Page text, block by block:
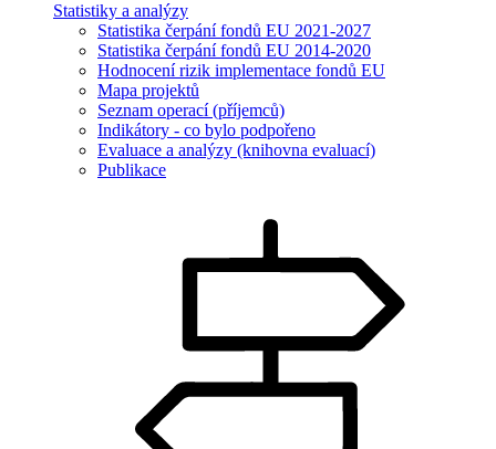
Statistiky a analýzy
Statistika čerpání fondů EU 2021-2027
Statistika čerpání fondů EU 2014-2020
Hodnocení rizik implementace fondů EU
Mapa projektů
Seznam operací (příjemců)
Indikátory - co bylo podpořeno
Evaluace a analýzy (knihovna evaluací)
Publikace